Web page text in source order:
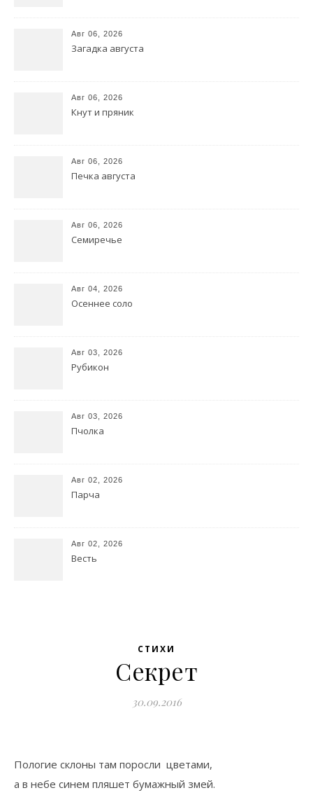
Авг 06, 2026
Загадка августа
Авг 06, 2026
Кнут и пряник
Авг 06, 2026
Печка августа
Авг 06, 2026
Семиречье
Авг 04, 2026
Осеннее соло
Авг 03, 2026
Рубикон
Авг 03, 2026
Пчолка
Авг 02, 2026
Парча
Авг 02, 2026
Весть
СТИХИ
Секрет
30.09.2016
Пологие склоны там поросли цветами,
а в небе синем пляшет бумажный змей.